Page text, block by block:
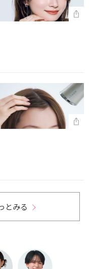
とみる